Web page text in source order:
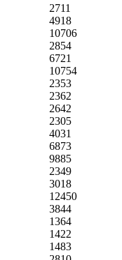
2711
4918
10706
2854
6721
10754
2353
2362
2642
2305
4031
6873
9885
2349
3018
12450
3844
1364
1422
1483